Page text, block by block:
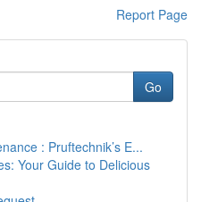
Report Page
Go
: Pruftechnik’s E...
Your Guide to Delicious